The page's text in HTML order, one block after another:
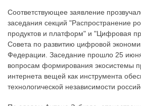
Соответствующее заявление
заседания секций "Распространение
продуктов и платформ" и "Цифровая
Совета по развитию цифровой
Федерации. Заседание прошло 25
вопросам формирования экосистемы
интернета вещей как инструмента
технологической независимости